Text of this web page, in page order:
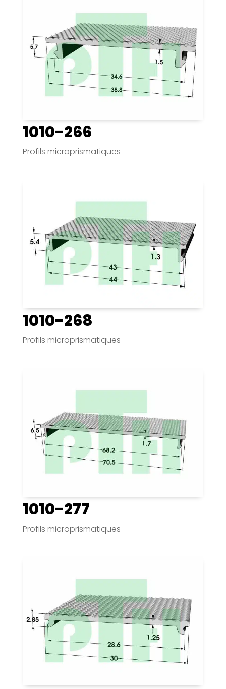
1010-266
Profils microprismatiques
1010-268
Profils microprismatiques
1010-277
Profils microprismatiques